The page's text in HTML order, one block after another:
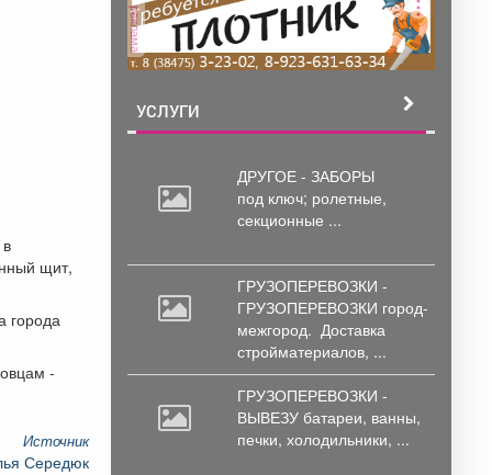
щит,
города
-
Источник
Середюк
реклама
УСЛУГИ
ДРУГОЕ - ЗАБОРЫ
под ключ; ролетные,
секционные ...
ГРУЗОПЕРЕВОЗКИ -
ГРУЗОПЕРЕВОЗКИ город-
межгород. Доставка
стройматериалов, ...
ГРУЗОПЕРЕВОЗКИ -
ВЫВЕЗУ батареи, ванны,
печки, холодильники, ...